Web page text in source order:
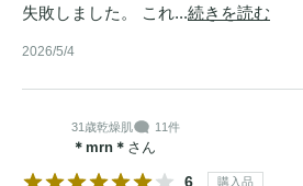
失敗しました。 これ...続きを読む
2026/5/4
31歳乾燥肌 11件
＊mrn＊ さん
6 購入品